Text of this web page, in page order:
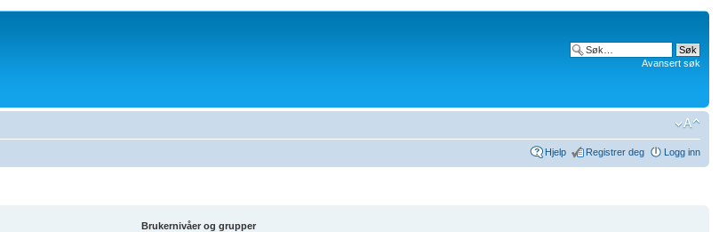
Avansert søk
Hjelp Registrer deg Logg inn
Brukernivåer og grupper